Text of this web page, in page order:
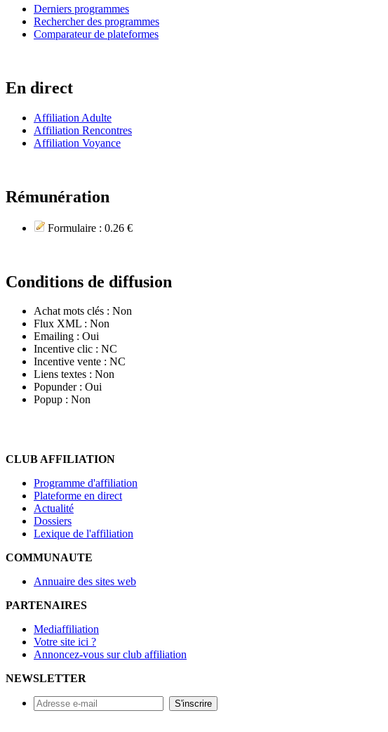
Derniers programmes
Rechercher des programmes
Comparateur de plateformes
En direct
Affiliation Adulte
Affiliation Rencontres
Affiliation Voyance
Rémunération
Formulaire : 0.26 €
Conditions de diffusion
Achat mots clés : Non
Flux XML : Non
Emailing : Oui
Incentive clic : NC
Incentive vente : NC
Liens textes : Non
Popunder : Oui
Popup : Non
CLUB AFFILIATION
Programme d'affiliation
Plateforme en direct
Actualité
Dossiers
Lexique de l'affiliation
COMMUNAUTE
Annuaire des sites web
PARTENAIRES
Mediaffiliation
Votre site ici ?
Annoncez-vous sur club affiliation
NEWSLETTER